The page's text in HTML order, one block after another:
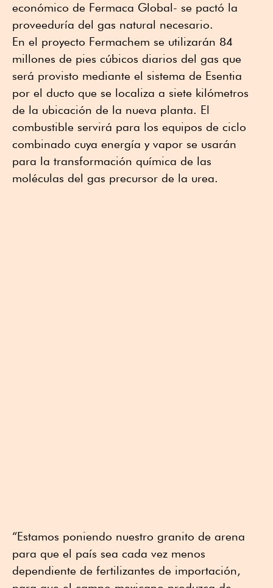
económico de Fermaca Global- se pactó la
proveeduría del gas natural necesario.
En el proyecto Fermachem se utilizarán 84
millones de pies cúbicos diarios del gas que
será provisto mediante el sistema de Esentia
por el ducto que se localiza a siete kilómetros
de la ubicación de la nueva planta. El
combustible servirá para los equipos de ciclo
combinado cuya energía y vapor se usarán
para la transformación química de las
moléculas del gas precursor de la urea.
“Estamos poniendo nuestro granito de arena
para que el país sea cada vez menos
dependiente de fertilizantes de importación,